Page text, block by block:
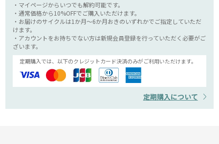
・マイページからいつでも解約可能です。
・通常価格から10%OFFでご購入いただけます。
・お届けのサイクルは1か月～6か月おきのいずれかでご指定していただ
けます。
・アカウントをお持ちでない方は新規会員登録を行っていただく必要がご
ざいます。
定期購入では、以下のクレジットカード決済のみがご利用いただけます。
定期購入について